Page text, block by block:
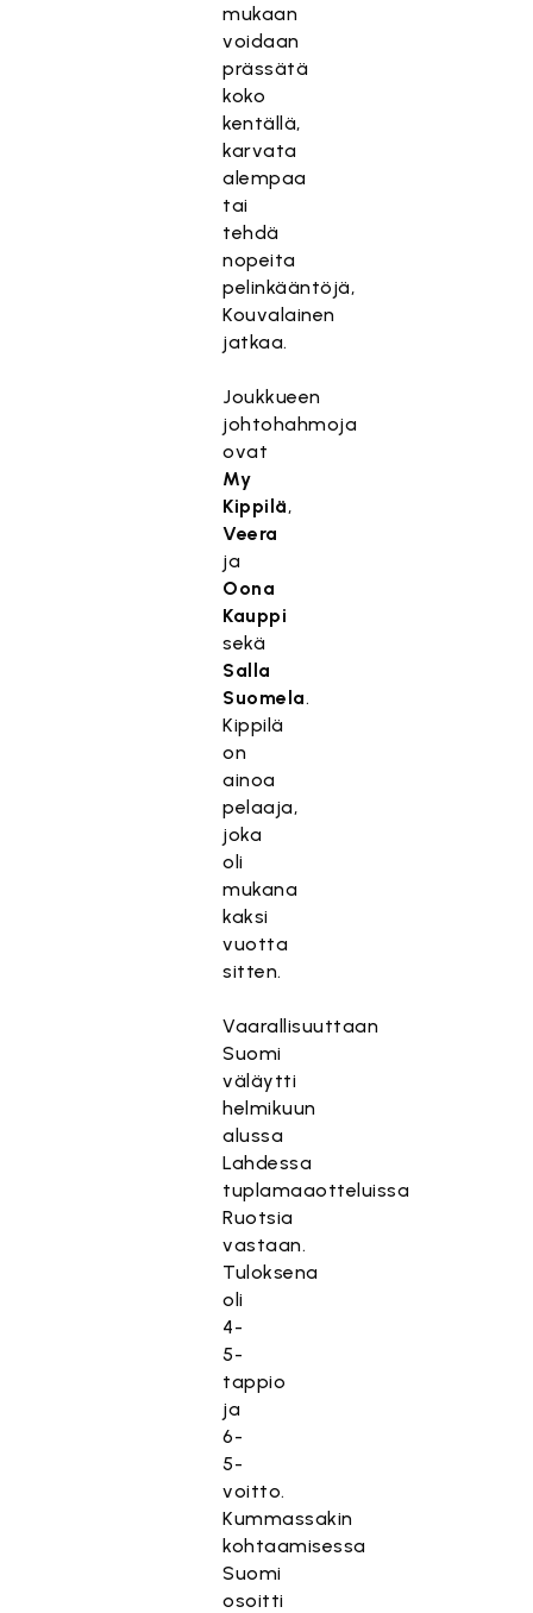
mukaan
voidaan
prässätä
koko
kentällä,
karvata
alempaa
tai
tehdä
nopeita
pelinkääntöjä,
Kouvalainen
jatkaa.
Joukkueen
johtohahmoja
ovat
My
Kippilä,
Veera
ja
Oona
Kauppi
sekä
Salla
Suomela.
Kippilä
on
ainoa
pelaaja,
joka
oli
mukana
kaksi
vuotta
sitten.
Vaarallisuuttaan
Suomi
väläytti
helmikuun
alussa
Lahdessa
tuplamaaotteluissa
Ruotsia
vastaan.
Tuloksena
oli
4-
5-
tappio
ja
6-
5-
voitto.
Kummassakin
kohtaamisessa
Suomi
osoitti